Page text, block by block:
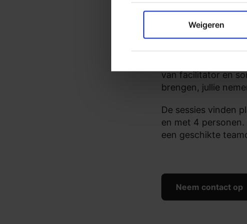
Weigeren
Praktisch
van facilitator en
brengen, jullie
De sessies vinden
en met 4
een geschikte
Neem contact op